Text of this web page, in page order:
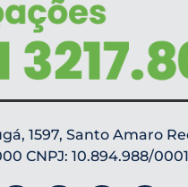
1597, Santo Amaro
CNPJ: 10.894.988/